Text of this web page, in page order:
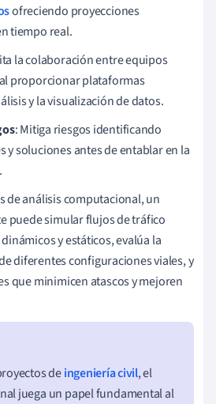
ofreciendo proyecciones
tiempo real.
la colaboración entre equipos
proporcionar plataformas
y la visualización de datos.
: Mitiga riesgos identificando
y soluciones antes de entablar en la
de análisis computacional, un
puede simular flujos de tráfico
y estáticos, evalúa la
diferentes configuraciones viales, y
que minimicen atascos y mejoren
deingeniería civil, el
juega un papel fundamental al